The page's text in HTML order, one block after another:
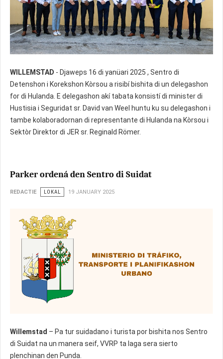
WILLEMSTAD - Djaweps 16 di yanüari 2025 , Sentro di
Detenshon i Korekshon Kòrsou a risibí bishita di un delegashon
for di Hulanda. E delegashon akí tabata konsistí di minister di
Hustisia i Seguridat sr. David van Weel huntu ku su delegashon i
tambe kolaboradornan di representante di Hulanda na Kòrsou i
Sektòr Direktor di JER sr. Reginald Römer.
Parker ordená den Sentro di Suidat
REDACTIE LOKAL 19 JANUARY 2025
Willemstad – Pa tur suidadano i turista por bishita nos Sentro
di Suidat na un manera seif, VVRP ta laga sera sierto
plenchinan den Punda.